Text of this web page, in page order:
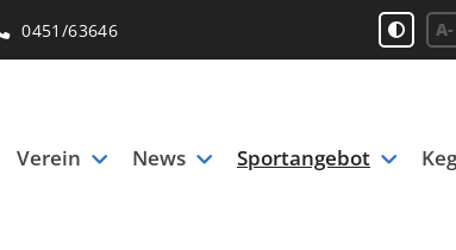
0451/63646 A-
Verein News Sportangebot